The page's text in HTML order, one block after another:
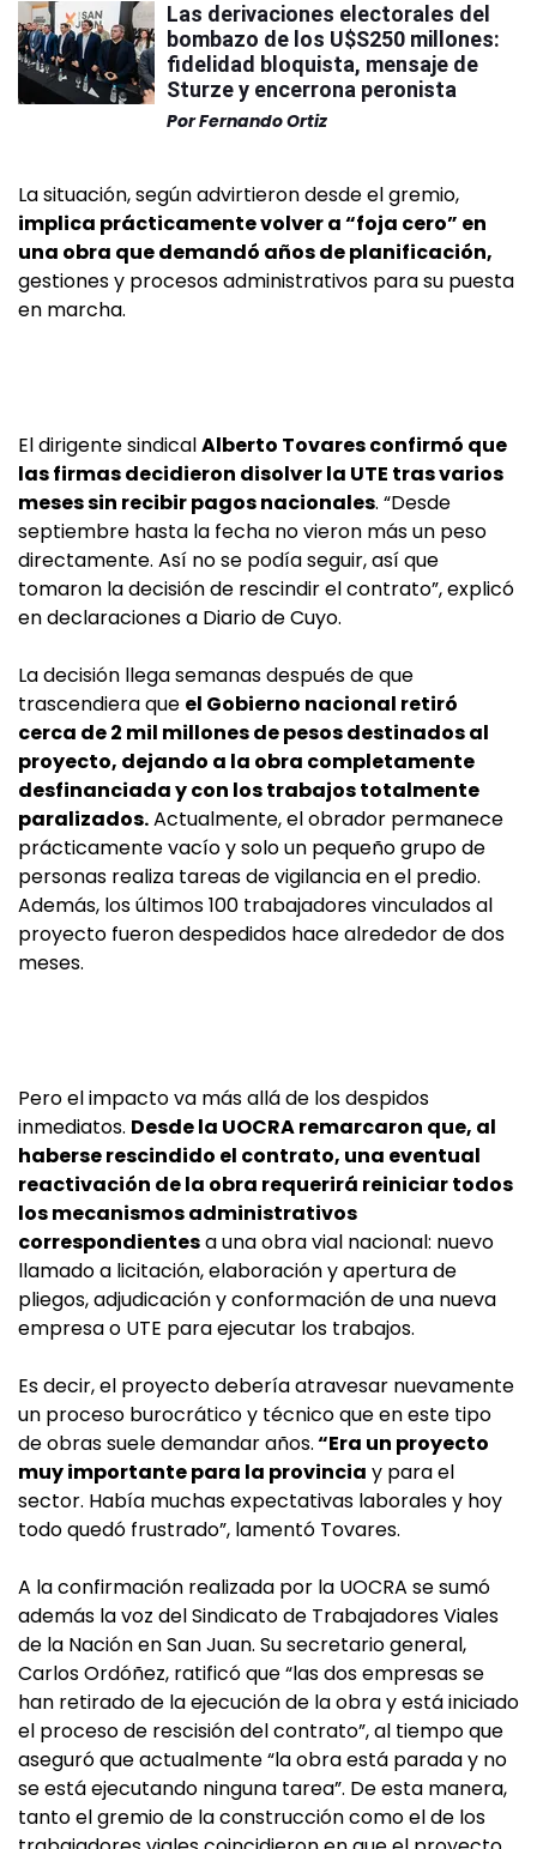
Las derivaciones electorales del
bombazo de los U$S250 millones:
fidelidad bloquista, mensaje de
Sturze y encerrona peronista
PorFernando Ortiz
La situación, según advirtieron desde el gremio,
implica prácticamente volver a “foja cero” en
una obra que demandó años de planificación,
gestiones y procesos administrativos para su puesta
en marcha.
El dirigente sindicalAlberto Tovares confirmó que
las firmas decidieron disolver la UTE tras varios
meses sin recibir pagos nacionales. “Desde
septiembre hasta la fecha no vieron más un peso
directamente. Así no se podía seguir, así que
tomaron la decisión de rescindir el contrato”, explicó
en declaraciones a Diario de Cuyo.
La decisión llega semanas después de que
trascendiera que el Gobierno nacional retiró
cerca de 2 mil millones de pesos destinados al
proyecto, dejando a la obra completamente
desfinanciada y con los trabajos totalmente
paralizados.Actualmente, el obrador permanece
prácticamente vacío y solo un pequeño grupo de
personas realiza tareas de vigilancia en el predio.
Además, los últimos 100 trabajadores vinculados al
proyecto fueron despedidos hace alrededor de dos
meses.
Pero el impacto va más allá de los despidos
inmediatos. Desde la UOCRA remarcaron que, al
haberse rescindido el contrato, una eventual
reactivación de la obra requerirá reiniciar todos
los mecanismos administrativos
correspondientesa una obra vial nacional: nuevo
llamado a licitación, elaboración y apertura de
pliegos, adjudicación y conformación de una nueva
empresa o UTE para ejecutar los trabajos.
Es decir, el proyecto debería atravesar nuevamente
un proceso burocrático y técnico que en este tipo
de obras suele demandar años.“Era un proyecto
muy importante para la provincia y para el
sector. Había muchas expectativas laborales y hoy
todo quedó frustrado”, lamentó Tovares.
A la confirmación realizada por la UOCRA se sumó
además la voz del Sindicato de Trabajadores Viales
de la Nación en San Juan. Su secretario general,
Carlos Ordóñez, ratificó que “las dos empresas se
han retirado de la ejecución de la obra y está iniciado
el proceso de rescisión del contrato”, al tiempo que
aseguró que actualmente “la obra está parada y no
se está ejecutando ninguna tarea”. De esta manera,
tanto el gremio de la construcción como el de los